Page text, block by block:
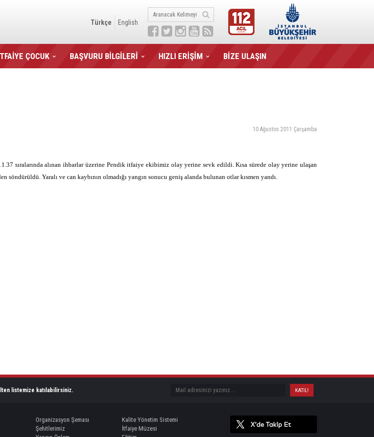
Türkçe English
ÇOCUK BAŞVURU BİLGİLERİ HIZLI ERİŞİM BİZE ULAŞIN
10 Ağustos 2011 Çarşamba
sıralarında alınan ihbarlar üzerine Pendik itfaiye ekibimiz olay yerine sevk edildi. Kısa sürede olay yerine ulaşan
Yaralı ve can kaybının olmadığı yangın sonucu geniş alanda bulunan otlar kısmen yandı.
listemize katılabilirsiniz.
Organizasyon Şeması
Kalite Yönetim Sistemi
Şehitlerimiz
İtfaiye Müzesi